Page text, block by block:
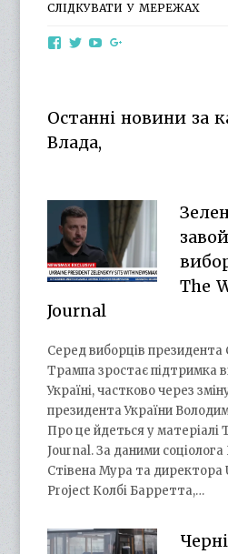
СЛІДКУВАТИ У МЕРЕЖАХ
ViewViewView
YouTube
Останні новини за
Влада,
The
Journal
Серед виборців
Трампа зростає підтримка
Україні, частково через
президента України
Про це йдеться у матеріалі
Journal. За даними
Стівена Мура та
Project Колбі Барретта,…